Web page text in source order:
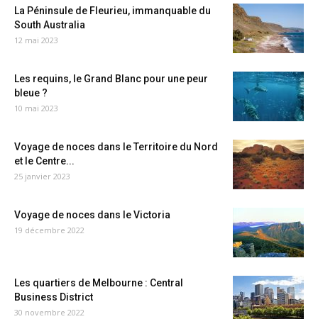
La Péninsule de Fleurieu, immanquable du
South Australia
12 mai 2023
Les requins, le Grand Blanc pour une peur
bleue ?
10 mai 2023
Voyage de noces dans le Territoire du Nord
et le Centre...
25 janvier 2023
Voyage de noces dans le Victoria
19 décembre 2022
Les quartiers de Melbourne : Central
Business District
30 novembre 2022